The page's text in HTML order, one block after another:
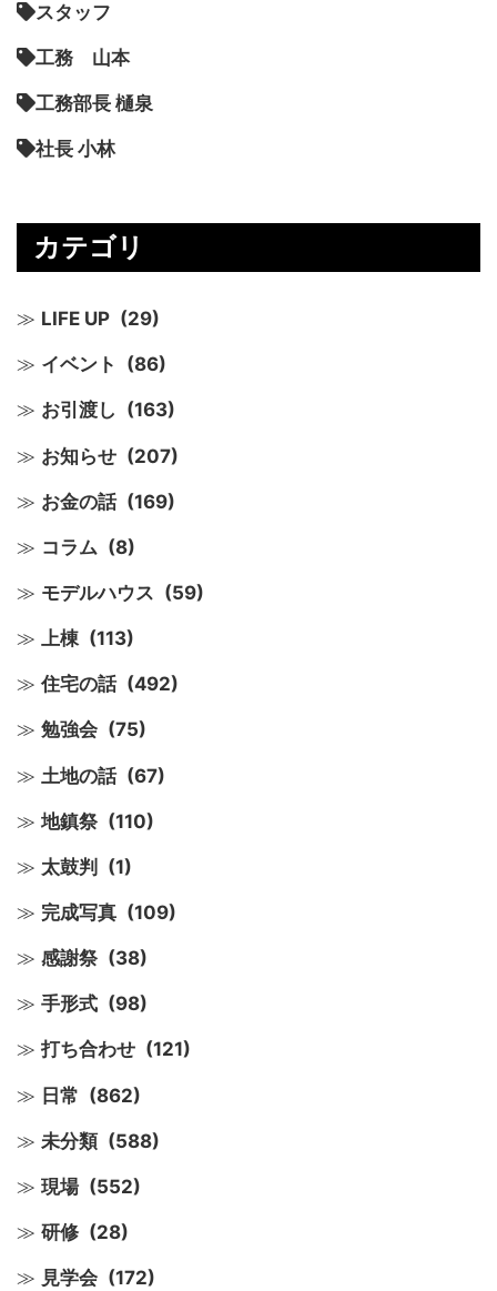
スタッフ
工務 山本
工務部長 樋泉
社長 小林
カテゴリ
LIFE UP (29)
イベント (86)
お引渡し (163)
お知らせ (207)
お金の話 (169)
コラム (8)
モデルハウス (59)
上棟 (113)
住宅の話 (492)
勉強会 (75)
土地の話 (67)
地鎮祭 (110)
太鼓判 (1)
完成写真 (109)
感謝祭 (38)
手形式 (98)
打ち合わせ (121)
日常 (862)
未分類 (588)
現場 (552)
研修 (28)
見学会 (172)